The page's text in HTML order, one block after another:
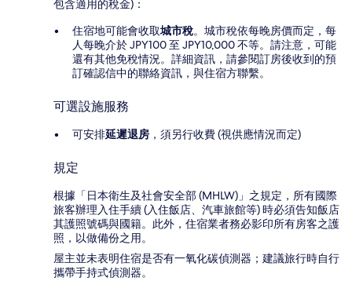
包含適用的稅金)：
住宿地可能會收取城市稅。城市稅依每晚房價而定，每
人每晚介於 JPY100 至 JPY10,000 不等。請注意，可能
還有其他免稅情況。詳細資訊，請參閱訂房後收到的預
訂確認信中的聯絡資訊，與住宿方聯繫。
可選設施服務
可安排延遲退房 ，須另行收費 (視供應情況而定)
規定
根據「日本衛生及社會安全部 (MHLW)」之規定，所有國際
旅客辦理入住手續 (入住飯店、汽車旅館等) 時必須告知飯店
其護照號碼與國籍。此外，住宿業者務必影印所有房客之護
照，以做備份之用。
屋主並未表明住宿是否有一氧化碳偵測器；建議旅行時自行
攜帶手持式偵測器。